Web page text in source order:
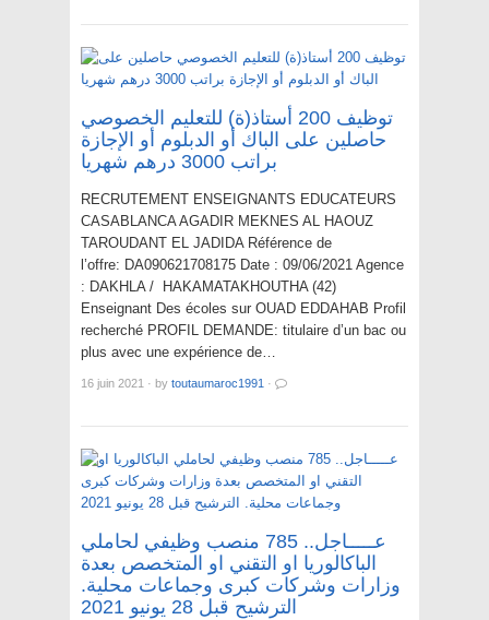
توظيف 200 أستاذ(ة) للتعليم الخصوصي
حاصلين على الباك أو الدبلوم أو الإجازة
براتب 3000 درهم شهريا
RECRUTEMENT ENSEIGNANTS EDUCATEURS
CASABLANCA AGADIR MEKNES AL HAOUZ
TAROUDANT EL JADIDA Référence de
l’offre: DA090621708175 Date : 09/06/2021 Agence
: DAKHLA / HAKAMATAKHOUTHA (42)
Enseignant Des écoles sur OUAD EDDAHAB Profil
recherché PROFIL DEMANDE: titulaire d’un bac ou
plus avec une expérience de…
16 juin 2021 · by toutaumaroc1991 ·
عـــــاجل.. 785 منصب وظيفي لحاملي
الباكالوريا او التقني او المتخصص بعدة
وزارات وشركات كبرى وجماعات محلية.
الترشيح قبل 28 يونيو 2021